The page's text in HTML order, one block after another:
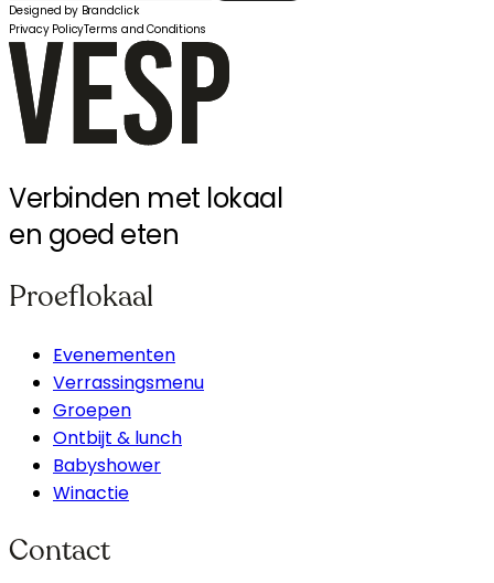
Designed by Brandclick
Privacy PolicyTerms and Conditions
Verbinden met lokaal
en goed eten
Proeflokaal
Evenementen
Verrassingsmenu
Groepen
Ontbijt & lunch
Babyshower
Winactie
Contact